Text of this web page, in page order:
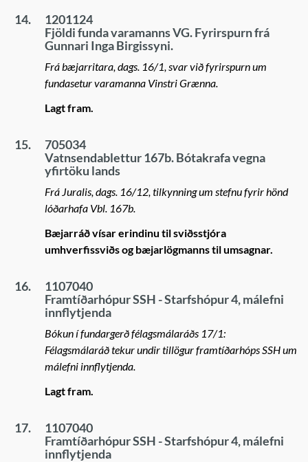
14.
1201124
Fjöldi funda varamanns VG. Fyrirspurn frá
Gunnari Inga Birgissyni.
Frá bæjarritara, dags. 16/1, svar við fyrirspurn um
fundasetur varamanna Vinstri Grænna.
Lagt fram.
15.
705034
Vatnsendablettur 167b. Bótakrafa vegna
yfirtöku lands
Frá Juralis, dags. 16/12, tilkynning um stefnu fyrir hönd
lóðarhafa Vbl. 167b.
Bæjarráð vísar erindinu til sviðsstjóra
umhverfissviðs og bæjarlögmanns til umsagnar.
16.
1107040
Framtíðarhópur SSH - Starfshópur 4, málefni
innflytjenda
Bókun í fundargerð félagsmálaráðs 17/1:
Félagsmálaráð tekur undir tillögur framtíðarhóps SSH um
málefni innflytjenda.
Lagt fram.
17.
1107040
Framtíðarhópur SSH - Starfshópur 4, málefni
innflytjenda